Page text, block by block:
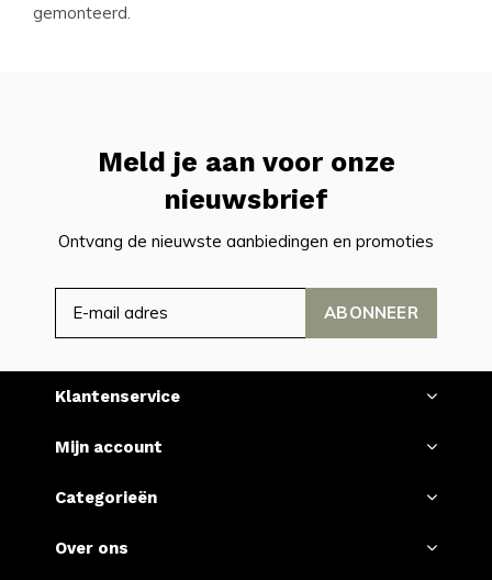
gemonteerd.
Meld je aan voor onze
nieuwsbrief
Ontvang de nieuwste aanbiedingen en promoties
ABONNEER
Klantenservice
Mijn account
Categorieën
Over ons